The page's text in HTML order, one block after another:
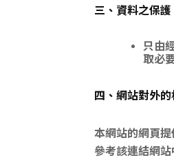
三、資料之保護
只由
取必
四、網站對外
本網站的網頁
參考該連結網